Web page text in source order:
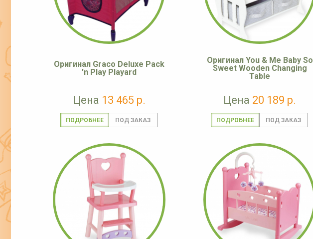
Оригинал Graco Deluxe Pack
'n Play Playard
Цена 13 465 р.
ПОДРОБНЕЕ
Оригинал You & Me Baby So
Sweet Wooden Changing
Table
Цена 20 189 р.
ПОДРОБНЕЕ